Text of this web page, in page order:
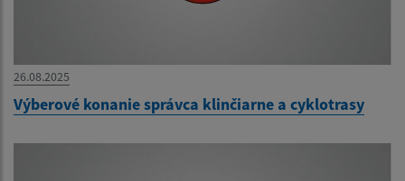
26.08.2025
Výberové konanie správca klinčiarne a cyklotrasy